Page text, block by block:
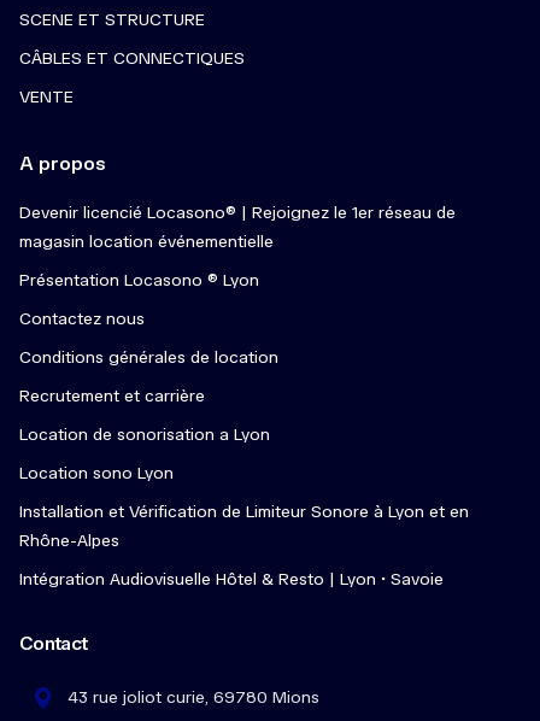
SCENE ET STRUCTURE
CÂBLES ET CONNECTIQUES
VENTE
A propos
Devenir licencié Locasono® | Rejoignez le 1er réseau de
magasin location événementielle
Présentation Locasono ® Lyon
Contactez nous
Conditions générales de location
Recrutement et carrière
Location de sonorisation a Lyon
Location sono Lyon
Installation et Vérification de Limiteur Sonore à Lyon et en
Rhône-Alpes
Intégration Audiovisuelle Hôtel & Resto | Lyon • Savoie
Contact
43 rue joliot curie, 69780 Mions